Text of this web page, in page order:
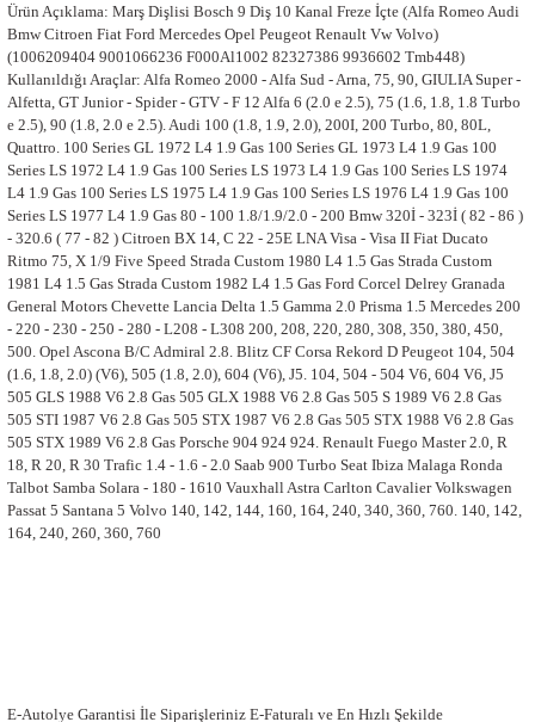
Ürün Açıklama: Marş Dişlisi Bosch 9 Diş 10 Kanal Freze İçte (Alfa Romeo Audi
Bmw Citroen Fiat Ford Mercedes Opel Peugeot Renault Vw Volvo)
(1006209404 9001066236 F000Al1002 82327386 9936602 Tmb448)
Kullanıldığı Araçlar: Alfa Romeo 2000 - Alfa Sud - Arna, 75, 90, GIULIA Super -
Alfetta, GT Junior - Spider - GTV - F 12 Alfa 6 (2.0 e 2.5), 75 (1.6, 1.8, 1.8 Turbo
e 2.5), 90 (1.8, 2.0 e 2.5). Audi 100 (1.8, 1.9, 2.0), 200I, 200 Turbo, 80, 80L,
Quattro. 100 Series GL 1972 L4 1.9 Gas 100 Series GL 1973 L4 1.9 Gas 100
Series LS 1972 L4 1.9 Gas 100 Series LS 1973 L4 1.9 Gas 100 Series LS 1974
L4 1.9 Gas 100 Series LS 1975 L4 1.9 Gas 100 Series LS 1976 L4 1.9 Gas 100
Series LS 1977 L4 1.9 Gas 80 - 100 1.8/1.9/2.0 - 200 Bmw 320İ - 323İ ( 82 - 86 )
- 320.6 ( 77 - 82 ) Citroen BX 14, C 22 - 25E LNA Visa - Visa II Fiat Ducato
Ritmo 75, X 1/9 Five Speed Strada Custom 1980 L4 1.5 Gas Strada Custom
1981 L4 1.5 Gas Strada Custom 1982 L4 1.5 Gas Ford Corcel Delrey Granada
General Motors Chevette Lancia Delta 1.5 Gamma 2.0 Prisma 1.5 Mercedes 200
- 220 - 230 - 250 - 280 - L208 - L308 200, 208, 220, 280, 308, 350, 380, 450,
500. Opel Ascona B/C Admiral 2.8. Blitz CF Corsa Rekord D Peugeot 104, 504
(1.6, 1.8, 2.0) (V6), 505 (1.8, 2.0), 604 (V6), J5. 104, 504 - 504 V6, 604 V6, J5
505 GLS 1988 V6 2.8 Gas 505 GLX 1988 V6 2.8 Gas 505 S 1989 V6 2.8 Gas
505 STI 1987 V6 2.8 Gas 505 STX 1987 V6 2.8 Gas 505 STX 1988 V6 2.8 Gas
505 STX 1989 V6 2.8 Gas Porsche 904 924 924. Renault Fuego Master 2.0, R
18, R 20, R 30 Trafic 1.4 - 1.6 - 2.0 Saab 900 Turbo Seat Ibiza Malaga Ronda
Talbot Samba Solara - 180 - 1610 Vauxhall Astra Carlton Cavalier Volkswagen
Passat 5 Santana 5 Volvo 140, 142, 144, 160, 164, 240, 340, 360, 760. 140, 142,
164, 240, 260, 360, 760
E-Autolye Garantisi İle Siparişleriniz E-Faturalı ve En Hızlı Şekilde